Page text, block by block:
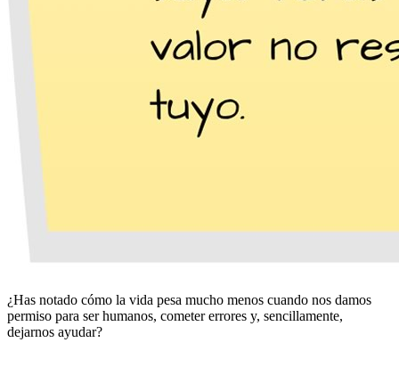
¿Has notado cómo la vida pesa mucho menos cuando nos damos
permiso para ser humanos, cometer errores y, sencillamente,
dejarnos ayudar?